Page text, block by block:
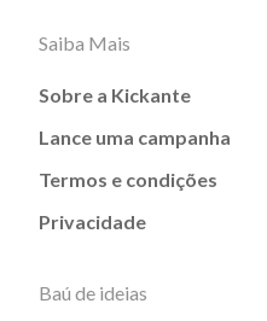
Saiba Mais
Sobre a Kickante
Lance uma campanha
Termos e condições
Privacidade
Baú de ideias